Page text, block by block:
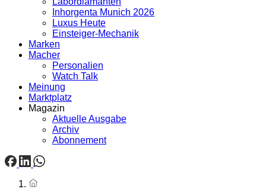
Inhorgenta Munich 2026
Luxus Heute
Einsteiger-Mechanik
Marken
Macher
Personalien
Watch Talk
Meinung
Marktplatz
Magazin
Aktuelle Ausgabe
Archiv
Abonnement
Startseite